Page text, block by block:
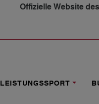
Offizielle Website
LEISTUNGSSPORT